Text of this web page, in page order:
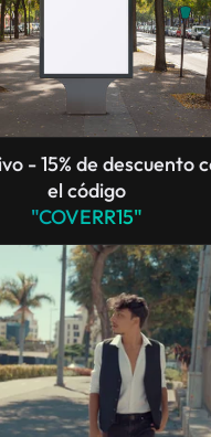
- 15% de descuento
el código
"COVERR15"